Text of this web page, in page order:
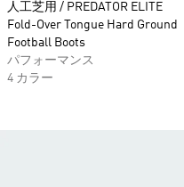
人工芝用 / PREDATOR ELITE
Fold-Over Tongue Hard Ground
Football Boots
パフォーマンス
4 カラー